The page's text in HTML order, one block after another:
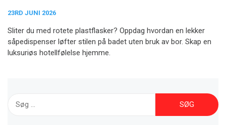
23RD JUNI 2026
Sliter du med rotete plastflasker? Oppdag hvordan en lekker
såpedispenser løfter stilen på badet uten bruk av bor. Skap en
luksuriøs hotellfølelse hjemme.
efter: